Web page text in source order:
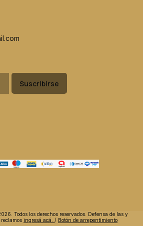
Suscribirse
Todos los derechos reservados. Defensa de las y
ingresá acá. / Botón de arrepentimiento